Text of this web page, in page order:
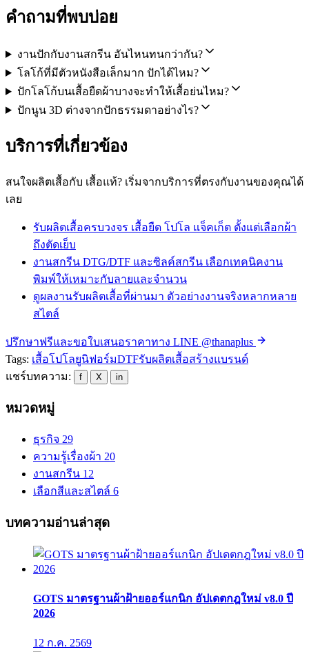
คำถามที่พบบ่อย
งานปักกับงานสกรีน อันไหนทนกว่ากัน?
โลโก้ที่มีตัวหนังสือเล็กมาก ปักได้ไหม?
ปักโลโก้บนเสื้อยืดผ้าบางจะทำให้เสื้อย่นไหม?
ปักนูน 3D ต่างจากปักธรรมดาอย่างไร?
บริการที่เกี่ยวข้อง
สนใจผลิตเสื้อกับ เสื้อแท้? เริ่มจากบริการที่ตรงกับงานของคุณได้
เลย
รับผลิตเสื้อครบวงจร เสื้อยืด โปโล แจ็คเก็ต ตั้งแต่เลือกผ้า
ถึงตัดเย็บ
งานสกรีน DTG/DTF และซิลค์สกรีน เลือกเทคนิคงาน
พิมพ์ให้เหมาะกับลายและจำนวน
ดูผลงานรับผลิตเสื้อที่ผ่านมา ตัวอย่างงานจริงหลากหลาย
สไตล์
ปรึกษาฟรีและขอใบเสนอราคาทาง LINE @thanaplus
Tags: เสื้อโปโลยูนิฟอร์มDTFรับผลิตเสื้อสร้างแบรนด์
แชร์บทความ:
f X in
หมวดหมู่
ธุรกิจ 29
ความรู้เรื่องผ้า 20
งานสกรีน 12
เลือกสีและสไตล์ 6
บทความอ่านล่าสุด
GOTS มาตรฐานผ้าฝ้ายออร์แกนิก อัปเดตกฎใหม่ v8.0 ปี
2026
12 ก.ค. 2569